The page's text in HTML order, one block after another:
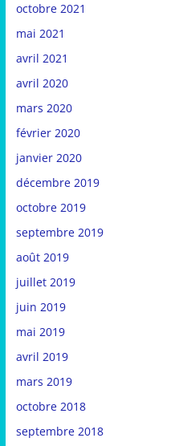
octobre 2021
mai 2021
avril 2021
avril 2020
mars 2020
février 2020
janvier 2020
décembre 2019
octobre 2019
septembre 2019
août 2019
juillet 2019
juin 2019
mai 2019
avril 2019
mars 2019
octobre 2018
septembre 2018